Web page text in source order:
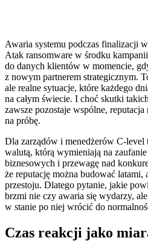
Awaria systemu podczas finalizacji
Atak ransomware w środku
do danych klientów w momencie,
z nowym partnerem strategicznym.
ale realne sytuacje, które każdego
na całym świecie. I choć skutki
zawsze pozostaje wspólne,
na próbę.
Dla zarządów i menedżerów C-level
walutą, którą wymieniają na
biznesowych i przewagę nad
że reputację można budować
przestoju. Dlatego pytanie, jakie
brzmi nie czy awaria się wydarzy,
w stanie po niej wrócić do
Czas reakcji jako